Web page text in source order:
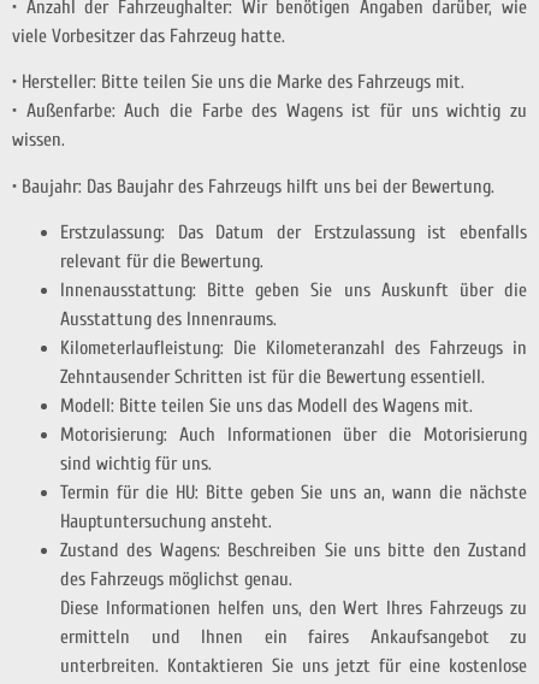
• Anzahl der Fahrzeughalter: Wir benötigen Angaben darüber, wie
viele Vorbesitzer das Fahrzeug hatte.
• Hersteller: Bitte teilen Sie uns die Marke des Fahrzeugs mit.
• Außenfarbe: Auch die Farbe des Wagens ist für uns wichtig zu
wissen.
• Baujahr: Das Baujahr des Fahrzeugs hilft uns bei der Bewertung.
Erstzulassung: Das Datum der Erstzulassung ist ebenfalls
relevant für die Bewertung.
Innenausstattung: Bitte geben Sie uns Auskunft über die
Ausstattung des Innenraums.
Kilometerlaufleistung: Die Kilometeranzahl des Fahrzeugs in
Zehntausender Schritten ist für die Bewertung essentiell.
Modell: Bitte teilen Sie uns das Modell des Wagens mit.
Motorisierung: Auch Informationen über die Motorisierung
sind wichtig für uns.
Termin für die HU: Bitte geben Sie uns an, wann die nächste
Hauptuntersuchung ansteht.
Zustand des Wagens: Beschreiben Sie uns bitte den Zustand
des Fahrzeugs möglichst genau.
Diese Informationen helfen uns, den Wert Ihres Fahrzeugs zu
ermitteln und Ihnen ein faires Ankaufsangebot zu
unterbreiten. Kontaktieren Sie uns jetzt für eine kostenlose